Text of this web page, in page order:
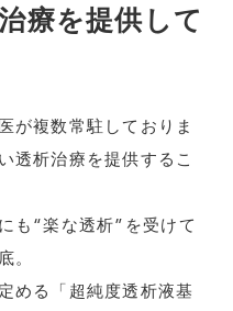
療を提供して
が複数常駐しておりま
透析治療を提供するこ
も“楽な透析”を受けて
。
める「超純度透析液基